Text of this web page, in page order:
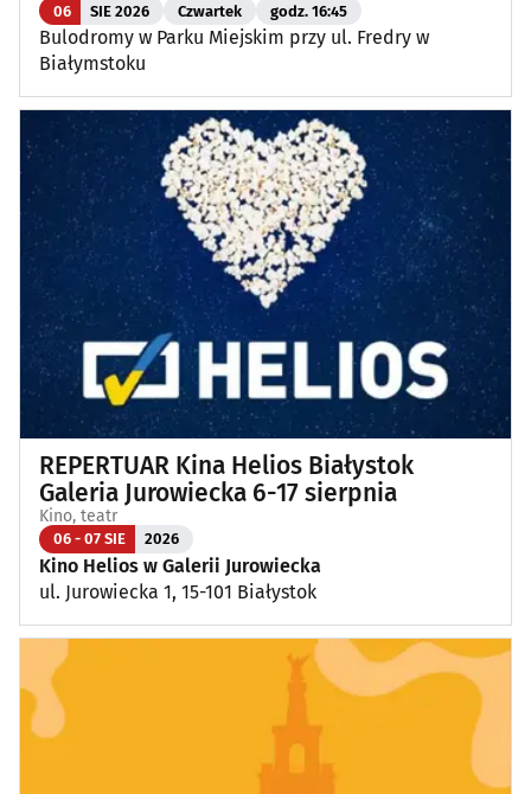
06 SIE 2026 Czwartek godz. 16:45
Bulodromy w Parku Miejskim przy ul. Fredry w
Białymstoku
REPERTUAR Kina Helios Białystok
Galeria Jurowiecka 6-17 sierpnia
Kino, teatr
06 - 07 SIE 2026
Kino Helios w Galerii Jurowiecka
ul. Jurowiecka 1, 15-101 Białystok